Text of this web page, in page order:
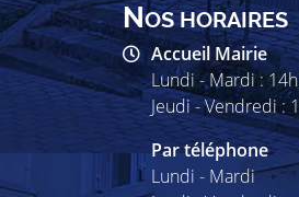
NOS HORAIRES
Accueil Mairie
Lundi - Mardi :
Jeudi - Vendredi :
Par téléphone
Lundi - Mardi